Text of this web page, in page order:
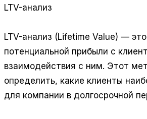
LTV-анализ
LTV-анализ (Lifetime Value) —
потенциальной прибыли с
взаимодействия с ним. Этот
определить, какие клиенты
для компании в долгосрочной